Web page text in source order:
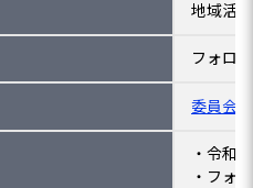
地域活
フォロ
委員会
・令和
・フォ